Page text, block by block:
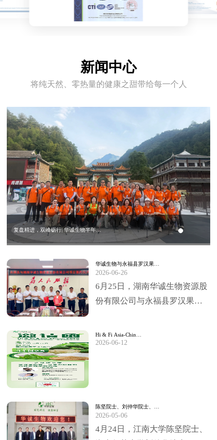
新闻中心
将纯天然、零热量的健康之甜带给每一个人
复盘精进，双峰砺行| 华诚生物半年…
华诚生物与永福县罗汉果…
2026-06-26
6月25日，湖南华诚生物资源股
份有限公司与永福县罗汉果深
举行。永福县委书…
Hi & Fi Asia-Chin…
2026-06-12
陈坚院士、刘仲华院士、…
2026-05-06
4月24日，江南大学陈坚院士、